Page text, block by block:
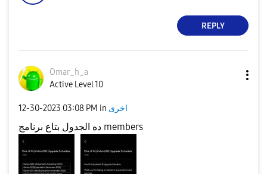
REPLY
Omar_h_a
Active Level 10
‎12-30-2023 03:08 PM in اخرى
ده الجدول بتاع برنامج members